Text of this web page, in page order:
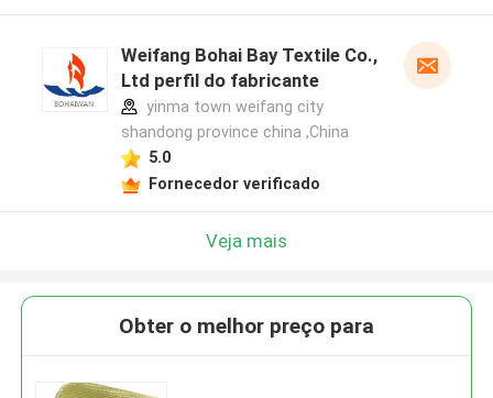
Weifang Bohai Bay Textile Co.,
Ltd perfil do fabricante
yinma town weifang city
shandong province china ,China
5.0
Fornecedor verificado
Veja mais
Obter o melhor preço para